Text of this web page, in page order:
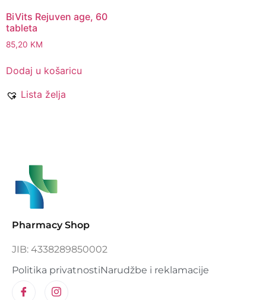
BiVits Rejuven age, 60
tableta
85,20 KM
Dodaj u košaricu
Lista želja
Pharmacy Shop
JIB: 4338289850002
Politika privatnostiNarudžbe i reklamacije